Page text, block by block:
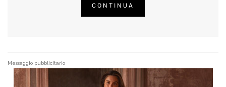
CONTINUA
Messaggio pubblicitario